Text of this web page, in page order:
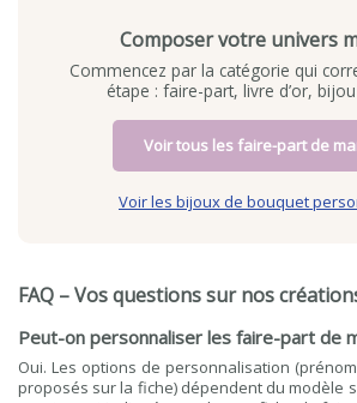
Composer votre univers
Commencez par la catégorie qui
étape : faire-part, livre d’or,
Voir tous les faire-part de
Voir les bijoux de bouquet
FAQ – Vos questions sur nos
Peut-on personnaliser les faire-part de
Oui. Les options de personnalisation
proposés sur la fiche) dépendent du modèle